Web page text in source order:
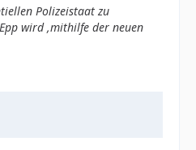
Polizeistaat zu
wird ,mithilfe der neuen